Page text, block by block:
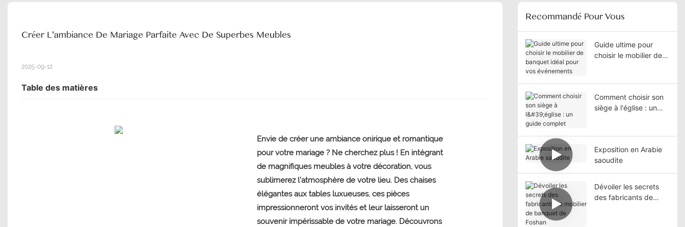
Créer L'ambiance De Mariage Parfaite Avec De Superbes Meubles
2025-09-12
Table des matières
Envie de créer une ambiance onirique et romantique
pour votre mariage ? Ne cherchez plus ! En intégrant
de magnifiques meubles à votre décoration, vous
sublimerez l'atmosphère de votre lieu. Des chaises
élégantes aux tables luxueuses, ces pièces
impressionneront vos invités et leur laisseront un
souvenir impérissable de votre mariage. Découvrons
Recommandé Pour Vous
Guide ultime pour
choisir le mobilier de
Comment choisir son
siège à l'église : un
Exposition en Arabie
saoudite
Dévoiler les secrets
des fabricants de